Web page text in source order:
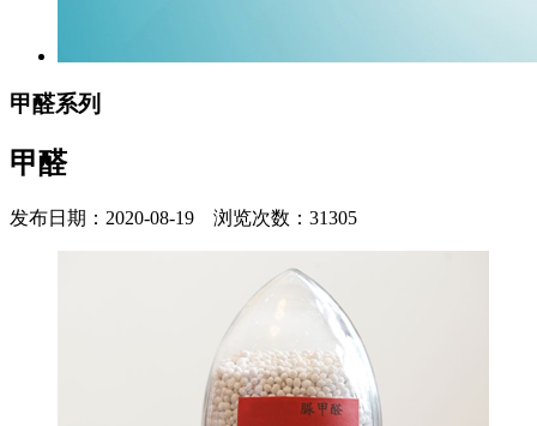
甲醛系列
甲醛
发布日期：2020-08-19 浏览次数：31305